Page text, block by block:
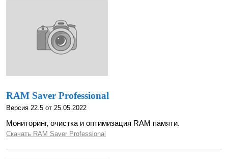
RAM Saver Professional
Версия 22.5 от 25.05.2022
Мониторинг, очистка и оптимизация RAM памяти.
Скачать RAM Saver Professional